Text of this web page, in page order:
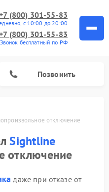
(800) 301-55-83
с 10:00 до 20:00
(800) 301-55-83
Звонок бесплатный по РФ
Позвонить
отключение
Sightline
отключение
даже при отказе от